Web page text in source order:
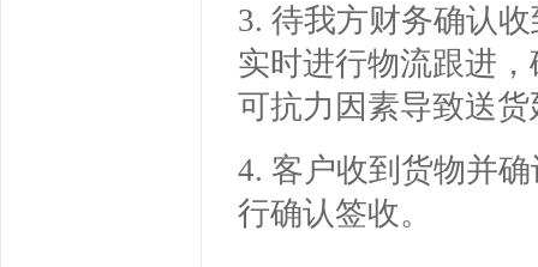
3. 待我方财务确认
实时进行物流跟进
可抗力因素导致送
4. 客户收到货物并
行确认签收。